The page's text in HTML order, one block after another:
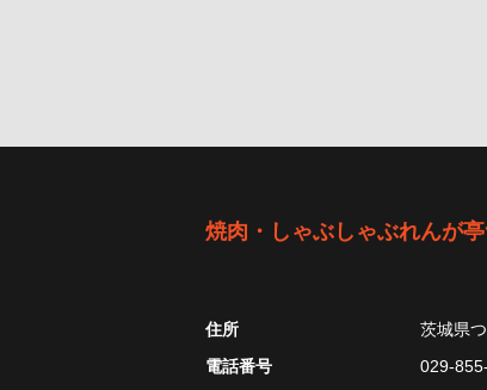
焼肉・しゃぶしゃぶれんが
住所
茨城県
電話番号
029-